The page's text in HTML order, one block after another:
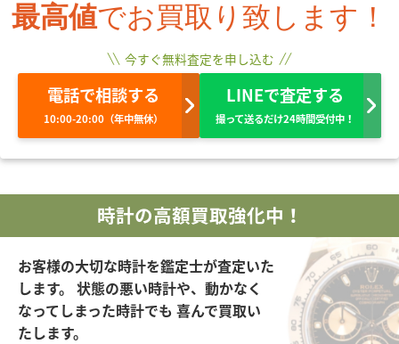
最高値でお買取り致します！
今すぐ無料査定を申し込む
電話で相談する
10:00-20:00（年中無休）
LINEで査定する
撮って送るだけ24時間受付中！
時計の高額買取強化中！
お客様の大切な時計を鑑定士が査定いた
します。 状態の悪い時計や、動かなく
なってしまった時計でも 喜んで買取い
たします。